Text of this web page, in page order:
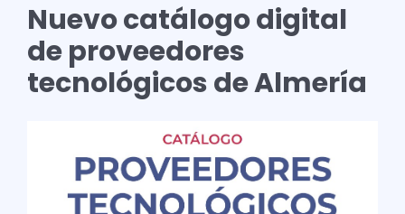
Nuevo catálogo digital
de proveedores
tecnológicos de Almería